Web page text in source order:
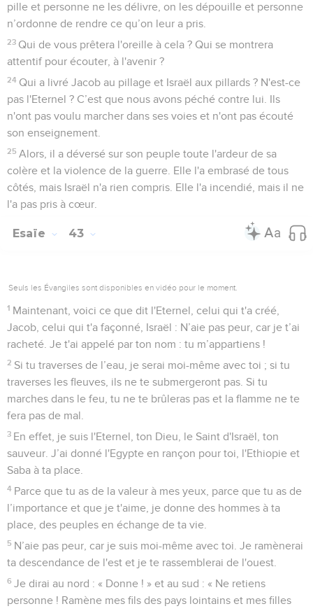
pille et personne ne les délivre, on les dépouille et personne
n’ordonne de rendre ce qu’on leur a pris.
23 Qui de vous prêtera l'oreille à cela ? Qui se montrera
attentif pour écouter, à l'avenir ?
24 Qui a livré Jacob au pillage et Israël aux pillards ? N'est-ce
pas l'Eternel ? C’est que nous avons péché contre lui. Ils
n'ont pas voulu marcher dans ses voies et n'ont pas écouté
son enseignement.
25 Alors, il a déversé sur son peuple toute l'ardeur de sa
colère et la violence de la guerre. Elle l'a embrasé de tous
côtés, mais Israël n'a rien compris. Elle l'a incendié, mais il ne
l'a pas pris à cœur.
Esaïe 43
Seuls les Évangiles sont disponibles en vidéo pour le moment.
1 Maintenant, voici ce que dit l'Eternel, celui qui t'a créé,
Jacob, celui qui t'a façonné, Israël : N’aie pas peur, car je t’ai
racheté. Je t'ai appelé par ton nom : tu m’appartiens !
2 Si tu traverses de l’eau, je serai moi-même avec toi ; si tu
traverses les fleuves, ils ne te submergeront pas. Si tu
marches dans le feu, tu ne te brûleras pas et la flamme ne te
fera pas de mal.
3 En effet, je suis l'Eternel, ton Dieu, le Saint d'Israël, ton
sauveur. J’ai donné l'Egypte en rançon pour toi, l'Ethiopie et
Saba à ta place.
4 Parce que tu as de la valeur à mes yeux, parce que tu as de
l’importance et que je t'aime, je donne des hommes à ta
place, des peuples en échange de ta vie.
5 N’aie pas peur, car je suis moi-même avec toi. Je ramènerai
ta descendance de l'est et je te rassemblerai de l'ouest.
6 Je dirai au nord : « Donne ! » et au sud : « Ne retiens
personne ! Ramène mes fils des pays lointains et mes filles